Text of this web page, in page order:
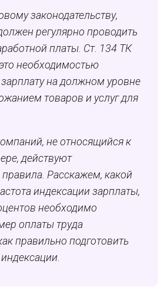
законодательству,
регулярно проводить
платы. Ст. 134 ТК
необходимостью
на должном уровне
товаров и услуг для
не относящийся к
действуют
Расскажем, какой
индексации зарплаты,
необходимо
оплаты труда
правильно подготовить